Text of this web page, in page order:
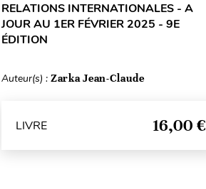
RELATIONS INTERNATIONALES - A
JOUR AU 1ER FÉVRIER 2025 - 9E
ÉDITION
Auteur(s) : Zarka Jean-Claude
LIVRE 16,00 €